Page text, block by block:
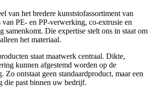
van het bredere kunststofassortiment van
PE- en PP-verwerking, co-extrusie en
samenkomt. Die expertise stelt ons in staat om
het materiaal.
staat maatwerk centraal. Dikte,
kunnen afgestemd worden op de
Zo ontstaat geen standaardproduct, maar een
die past binnen uw bedrijf.